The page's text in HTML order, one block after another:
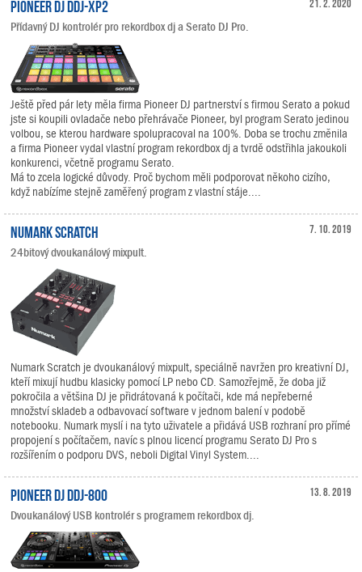
Pioneer DJ DDJ-XP2
Přídavný DJ kontrolér pro rekordbox dj a Serato DJ Pro.
Ještě před pár lety měla firma Pioneer DJ partnerství s firmou Serato a pokud
jste si koupili ovladače nebo přehrávače Pioneer, byl program Serato jedinou
volbou, se kterou hardware spolupracoval na 100%. Doba se trochu změnila
a firma Pioneer vydal vlastní program rekordbox dj a tvrdě odstřihla jakoukoli
konkurenci, včetně programu Serato.
Má to zcela logické důvody. Proč bychom měli podporovat někoho cizího,
když nabízíme stejně zaměřený program z vlastní stáje....
7. 10. 2019
Numark Scratch
24bitový dvoukanálový mixpult.
Numark Scratch je dvoukanálový mixpult, speciálně navržen pro kreativní DJ,
kteří mixují hudbu klasicky pomocí LP nebo CD. Samozřejmě, že doba již
pokročila a většina DJ je přidrátovaná k počítači, kde má nepřeberné
množství skladeb a odbavovací software v jednom balení v podobě
notebooku. Numark myslí i na tyto uživatele a přidává USB rozhraní pro přímé
propojení s počítačem, navíc s plnou licencí programu Serato DJ Pro s
rozšířením o podporu DVS, neboli Digital Vinyl System....
13. 8. 2019
Pioneer DJ DDJ-800
Dvoukanálový USB kontrolér s programem rekordbox dj.